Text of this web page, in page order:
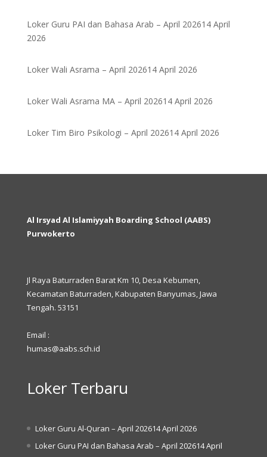
Loker Guru PAI dan Bahasa Arab – April 202614 April
2026
Loker Wali Asrama – April 202614 April 2026
Loker Wali Asrama MA – April 202614 April 2026
Loker Tim Biro Psikologi – April 202614 April 2026
Al Irsyad Al Islamiyyah Boarding School (AABS)
Purwokerto
Jl Raya Baturraden Barat Km 10, Desa Kebumen,
Kecamatan Baturraden, Kabupaten Banyumas, Jawa
Tengah. 53151
Email :
humas@aabs.sch.id
Loker Terbaru
Loker Guru Al-Quran – April 202614 April 2026
Loker Guru PAI dan Bahasa Arab – April 202614 April